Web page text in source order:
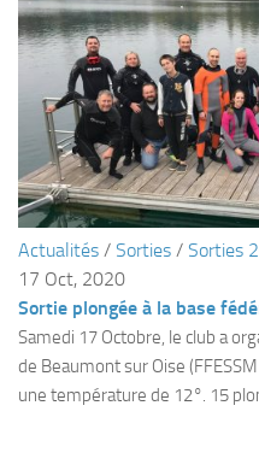
Les Palmes du Lac
Résultats Compétitions
MATERIEL
Section Matériel
Occasions
Actualités / Sorties / Sorties
17 Oct, 2020
Sortie plongée à la base
Samedi 17 Octobre, le club a
de Beaumont sur Oise
une température de 12°. 15